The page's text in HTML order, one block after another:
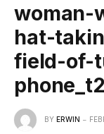
woman-
hat-
field-of-
BY ERWIN